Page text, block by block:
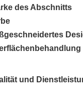
des Abschnitts
und